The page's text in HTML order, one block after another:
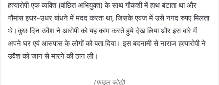
हत्यारोपी एक व्यक्ति (वांछित अभियुक्त) के साथ गौकशी में हाथ बंटाता था और
गौमांस इधर-उधर बांधने में मदद करता था, जिसके एवज में उसे नगद रुपए मिलता
थे।कुछ दिन उवैश ने आरोपी को यह काम करते हुये देख लिया और इस बारे में
अपने घर एवं आसपास के लोगों को बता दिया। इस बदनामी से नाराज हत्यारोपी ने
उवैश को जान से मारने की ठान ली।
(फाइल फोटो)